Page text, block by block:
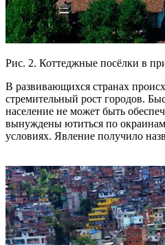
Рис. 2. Коттеджные посёлки в
В развивающихся странах
стремительный рост городов.
население не может быть
вынуждены ютиться по
условиях. Явление получило